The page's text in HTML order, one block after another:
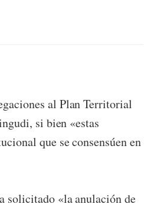
al Plan Territorial
si bien «estas
que se consensúen en
solicitado «la anulación de